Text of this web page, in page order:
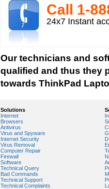
Laptop Screen Issues
Laptop Upgrade
Laptop Video Card
ThinkPad Laptops
Buying a Laptop
Call 1-­
24x7 Instant
Our technicians and
qualified and thus they
towards ThinkPad
Solutions
Internet
Browsers
Antivirus
Virus and Spyware
Internet Security
Virus Removal
Computer Repair
Firewall
Software
Technical Query
Bad Commands
Technical Support
Technical Complaints